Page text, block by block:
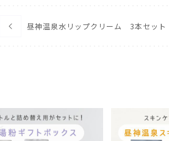
昼神温泉水リップクリーム 3本セット